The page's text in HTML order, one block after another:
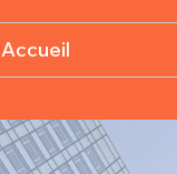
Accueil